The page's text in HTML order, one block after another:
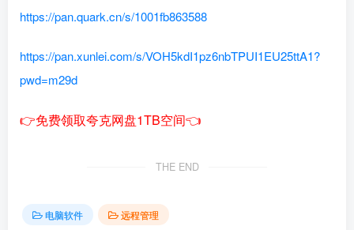
https://pan.quark.cn/s/1001fb863588
https://pan.xunlei.com/s/VOH5kdI1pz6nbTPUI1EU25ttA1?
pwd=m29d
👉免费领取夸克网盘1TB空间👈
THE END
电脑软件 远程管理